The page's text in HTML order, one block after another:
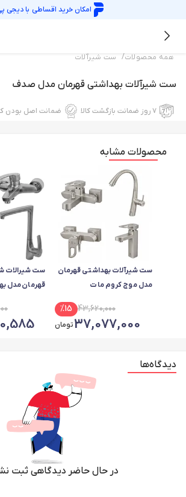
امکان خرید اقساطی بادیجی
همه محصولات/ ست شیرآلات
ست شیرآلات بهداشتی قهرمان مدل صدف
۷ روز ضمانت بازگشت کالا ضمانت اصل بودن
محصولات مشابه
ست شیرآلات بهداشتی قهرمان
مدل موج کروم مات
43,620,000
%15
37,077,000تومان
قهرمان مدل
دیدگاه‌ها
در حال حاضر دیدگاهی ثبت